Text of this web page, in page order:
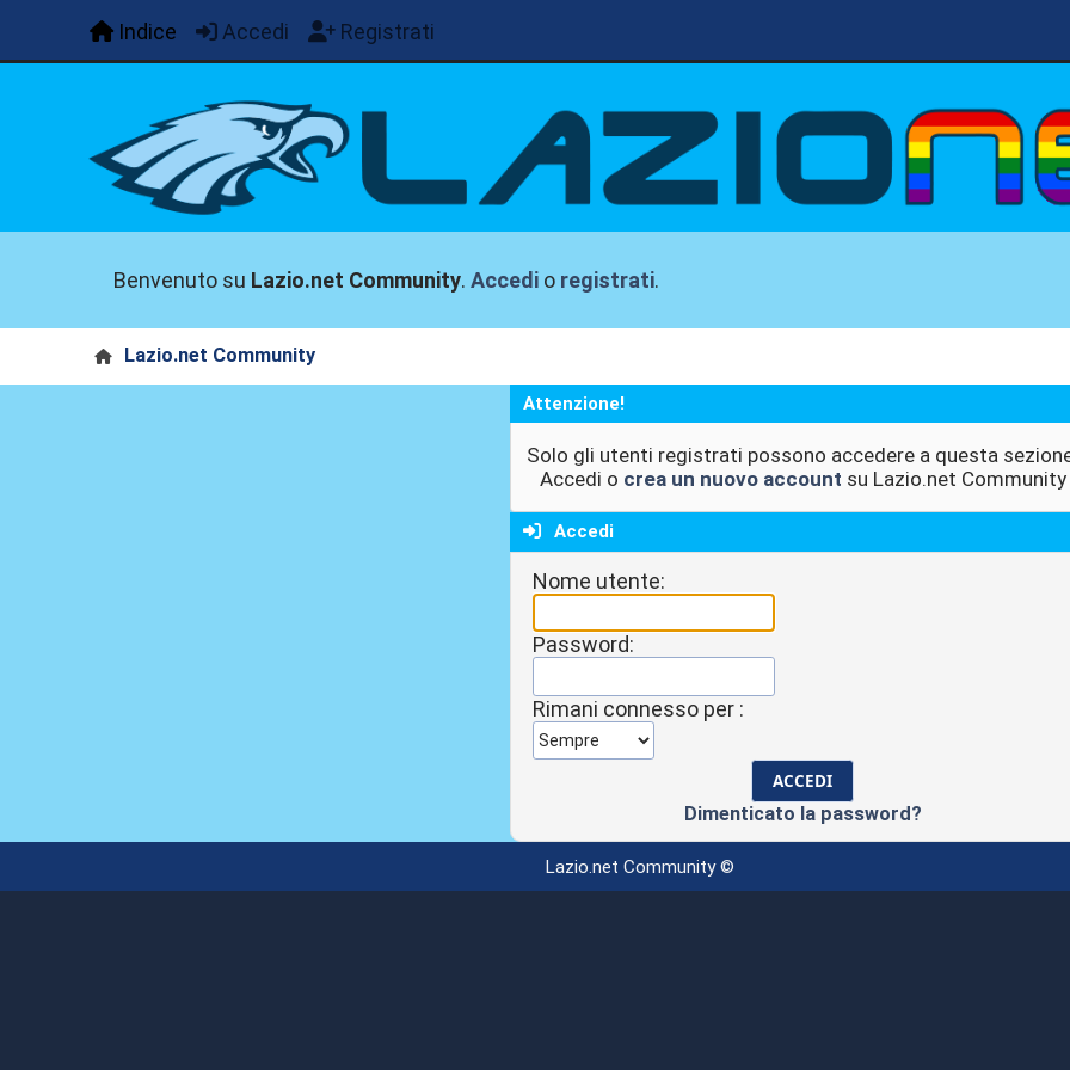
Indice Accedi Registrati
Benvenuto su Lazio.net Community.Accedi o registrati.
Lazio.net Community
Attenzione!
Solo gli utenti registrati possono accedere a questa
Accedi o crea un nuovo account su Lazio.net Community
Accedi
Nome utente:
Password:
Rimani connesso per :
Dimenticato la password?
Lazio.net Community ©